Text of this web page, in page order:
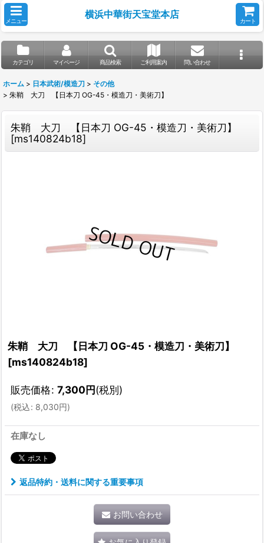
メニュー
横浜中華街天宝堂本店
カート
カテゴリ マイページ 商品検索 ご利用案内 問い合わせ
ホーム > 日本武術/模造刀 > その他
> 朱鞘 大刀 【日本刀 OG-45・模造刀・美術刀】
朱鞘 大刀 【日本刀 OG-45・模造刀・美術刀】
[ms140824b18]
朱鞘 大刀 【日本刀 OG-45・模造刀・美術刀】
[ms140824b18]
販売価格: 7,300円(税別)
(税込: 8,030円)
在庫なし
返品特約・送料に関する重要事項
お問い合わせ